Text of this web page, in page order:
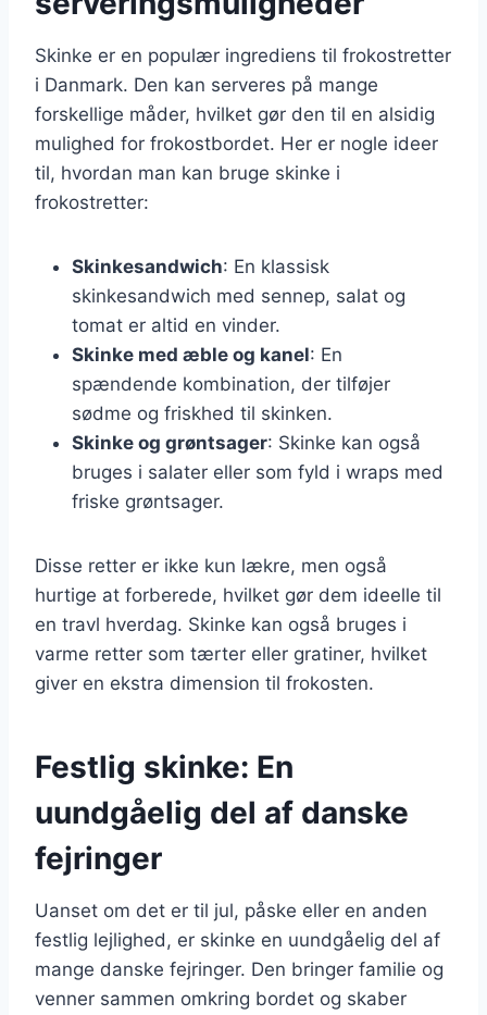
Skinke er en populær ingrediens til frokostretter
i Danmark. Den kan serveres på mange
forskellige måder, hvilket gør den til en alsidig
mulighed for frokostbordet. Her er nogle ideer
til, hvordan man kan bruge skinke i
frokostretter:
Skinkesandwich: En klassisk
skinkesandwich med sennep, salat og
tomat er altid en vinder.
Skinke med æble og kanel: En
spændende kombination, der tilføjer
sødme og friskhed til skinken.
Skinke og grøntsager: Skinke kan også
bruges i salater eller som fyld i wraps med
friske grøntsager.
Disse retter er ikke kun lækre, men også
hurtige at forberede, hvilket gør dem ideelle til
en travl hverdag. Skinke kan også bruges i
varme retter som tærter eller gratiner, hvilket
giver en ekstra dimension til frokosten.
Festlig skinke: En
uundgåelig del af danske
fejringer
Uanset om det er til jul, påske eller en anden
festlig lejlighed, er skinke en uundgåelig del af
mange danske fejringer. Den bringer familie og
venner sammen omkring bordet og skaber